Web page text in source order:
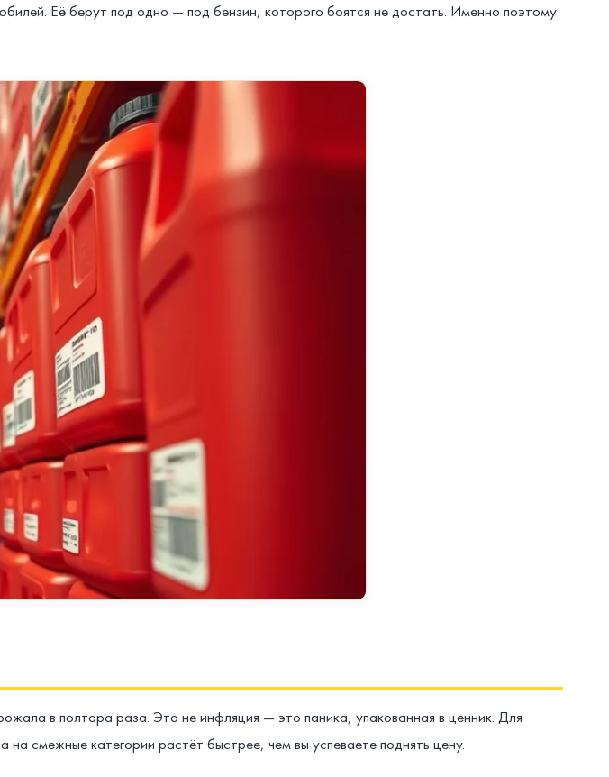
Её берут под одно — под бензин, которого боятся не достать. Именно поэтому
в полтора раза. Это не инфляция — это паника, упакованная в ценник. Для
смежные категории растёт быстрее, чем вы успеваете поднять цену.